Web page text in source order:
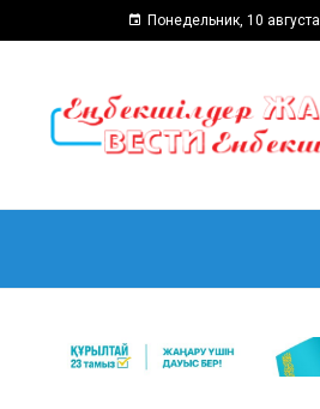
Понедельник, 10 августа